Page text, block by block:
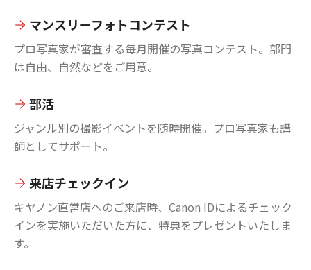
マンスリーフォトコンテスト
プロ写真家が審査する毎月開催の写真コンテスト。部門
は自由、自然などをご用意。
部活
ジャンル別の撮影イベントを随時開催。プロ写真家も講
師としてサポート。
来店チェックイン
キヤノン直営店へのご来店時、Canon IDによるチェック
インを実施いただいた方に、特典をプレゼントいたしま
す。